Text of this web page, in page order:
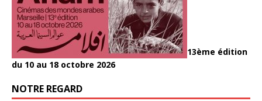
13ème édition
du 10 au 18 octobre 2026
NOTRE REGARD